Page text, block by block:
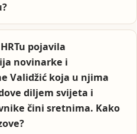
pojavila
novinarke i
Validžić koja u njima
diljem svijeta i
čini sretnima. Kako